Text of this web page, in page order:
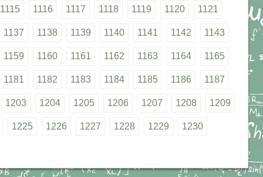
1115 1116 1117 1118 1119 1120 1121
1137 1138 1139 1140 1141 1142 1143
1159 1160 1161 1162 1163 1164 1165
1181 1182 1183 1184 1185 1186 1187
1203 1204 1205 1206 1207 1208 1209
1225 1226 1227 1228 1229 1230